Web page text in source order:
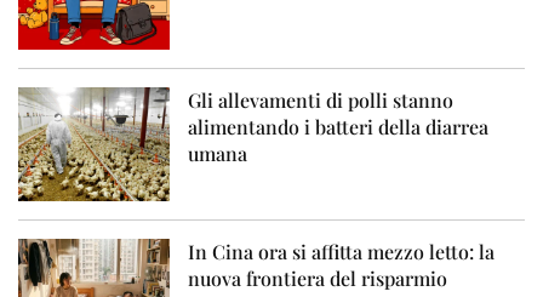
Gli allevamenti di polli stanno
alimentando i batteri della diarrea
umana
In Cina ora si affitta mezzo letto: la
nuova frontiera del risparmio